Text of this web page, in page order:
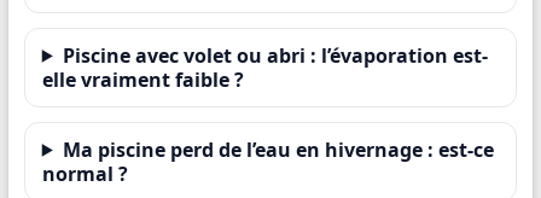
Piscine avec volet ou abri : l’évaporation est-
elle vraiment faible ?
Ma piscine perd de l’eau en hivernage : est-ce
normal ?